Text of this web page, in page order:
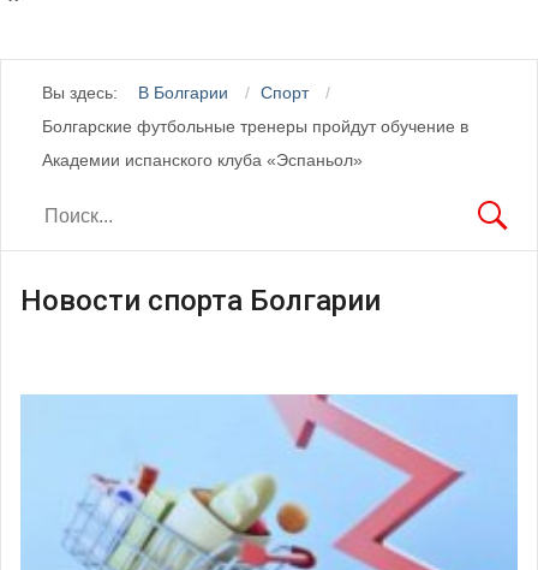
Вы здесь: В Болгарии
Спорт
Болгарские футбольные тренеры пройдут обучение в
Академии испанского клуба «Эспаньол»
Новости спорта Болгарии